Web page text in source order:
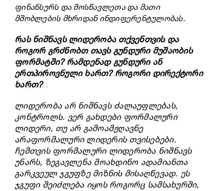
ფინანსურს და მოსწავლეთა და მათი
მშობლების მხრიდან ინდიფერენტულობას.
რას ნიშნავს ლიდერობა თქვენთვის და
როგორ გრძნობთ თავს გუნდური მუშაობის
ფორმატში? რამდენად გუნდური ან
ერთპიროვნული ხართ? როგორი დირექტორი
ხართ?
ლიდერობა არ ნიშნავს ძალაუფლებას,
კონტროლს. ვერ გახდები ფორმალური
ლიდერი, თუ არ გამოამჟღავნე
არაფორმალური ლიდერის თვისებები.
ჩემთვის ფორმალური ლიდერობა ნიშნავს
უნარს, ზეგავლენა მოახდინო ადამიანთა
გარკვეულ ჯგუფზე მიზნის მისაღწევად. ეს
ჯგუფი შეიძლება იყოს როგორც სამსახურში,